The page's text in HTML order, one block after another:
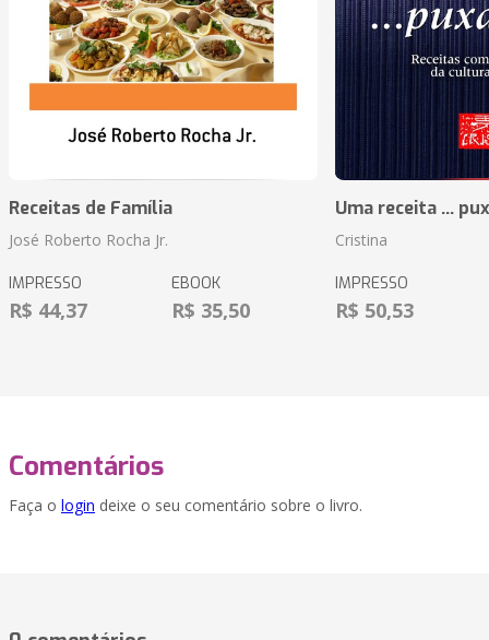
Receitas de Família
José Roberto Rocha Jr.
IMPRESSO
R$ 44,37
EBOOK
R$ 35,50
Uma receita ...
Cristina
IMPRESSO
R$ 50,53
Comentários
Faça o login deixe o seu comentário sobre o livro.